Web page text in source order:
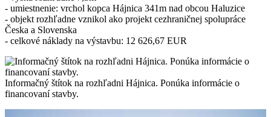
- umiestnenie: vrchol kopca Hájnica 341m nad obcou Haluzice
- objekt rozhľadne vznikol ako projekt cezhraničnej spolupráce
Česka a Slovenska
- celkové náklady na výstavbu: 12 626,67 EUR
Informačný štítok na rozhľadni Hájnica. Ponúka informácie o
financovaní stavby.